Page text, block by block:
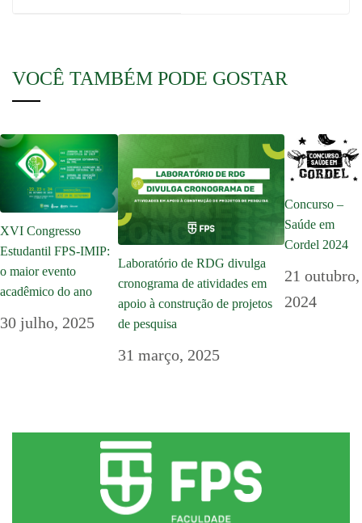
VOCÊ TAMBÉM PODE GOSTAR
XVI Congresso
Estudantil FPS-IMIP:
o maior evento
acadêmico do ano
30 julho, 2025
Laboratório de RDG divulga
cronograma de atividades em
apoio à construção de projetos
de pesquisa
31 março, 2025
Concurso –
Saúde em
Cordel 2024
21 outubro,
2024